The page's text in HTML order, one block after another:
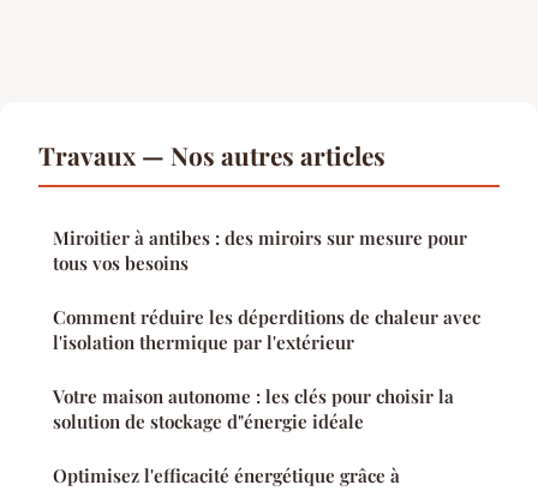
Travaux — Nos autres articles
Miroitier à antibes : des miroirs sur mesure pour
tous vos besoins
Comment réduire les déperditions de chaleur avec
l'isolation thermique par l'extérieur
Votre maison autonome : les clés pour choisir la
solution de stockage d"énergie idéale
Optimisez l'efficacité énergétique grâce à